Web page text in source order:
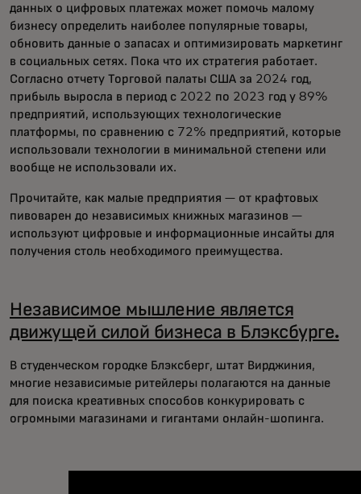
данных о цифровых платежах может помочь малому
бизнесу определить наиболее популярные товары,
обновить данные о запасах и оптимизировать маркетинг
в социальных сетях. Пока что их стратегия работает.
Согласно отчету Торговой палаты США за 2024 год,
прибыль выросла в период с 2022 по 2023 год у 89%
предприятий, использующих технологические
платформы, по сравнению с 72% предприятий, которые
использовали технологии в минимальной степени или
вообще не использовали их.
Прочитайте, как малые предприятия — от крафтовых
пивоварен до независимых книжных магазинов —
используют цифровые и информационные инсайты для
получения столь необходимого преимущества.
Независимое мышление является
движущей силой бизнеса в Блэксбурге.
В студенческом городке Блэксберг, штат Вирджиния,
многие независимые ритейлеры полагаются на данные
для поиска креативных способов конкурировать с
огромными магазинами и гигантами онлайн-шопинга.